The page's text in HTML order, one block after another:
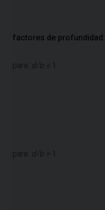
factores de profundidad:
para: d/b ≤ 1
para: d/b >1